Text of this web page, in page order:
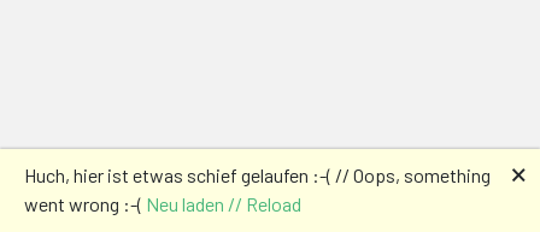
Huch, hier ist etwas schief gelaufen :-( // Oops, something
went wrong :-( Neu laden // Reload
🗙